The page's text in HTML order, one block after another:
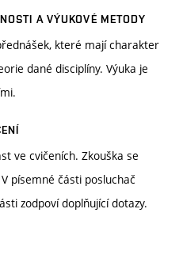
A VÝUKOVÉ METODY
které mají charakter
dané disciplíny. Výuka je
ve cvičeních. Zkouška se
písemné části posluchač
zodpoví doplňující dotazy.